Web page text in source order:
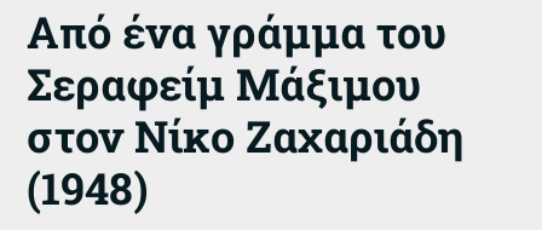
Από ένα γράμμα του
Σεραφείμ Μάξιμου
στον Νίκο Ζαχαριάδη
(1948)